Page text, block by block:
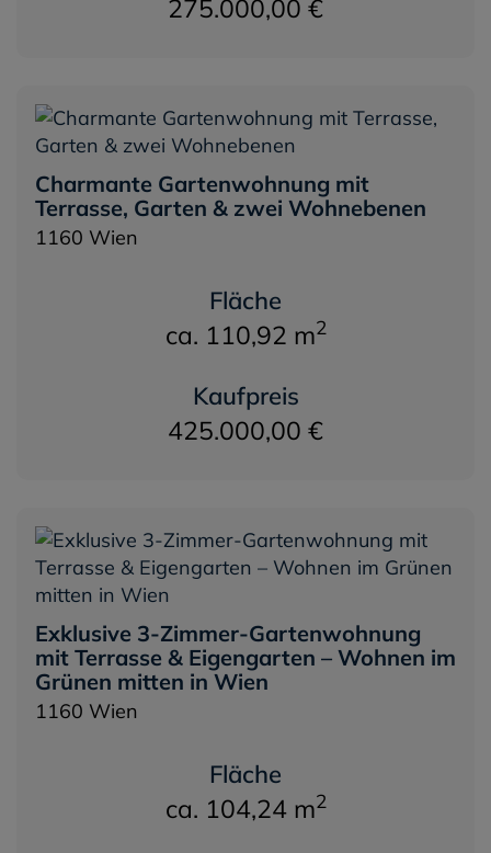
275.000,00 €
Charmante Gartenwohnung mit
Terrasse, Garten & zwei Wohnebenen
1160 Wien
Fläche
ca. 110,92 m2
Kaufpreis
425.000,00 €
Exklusive 3-Zimmer-Gartenwohnung
mit Terrasse & Eigengarten – Wohnen im
Grünen mitten in Wien
1160 Wien
Fläche
ca. 104,24 m2